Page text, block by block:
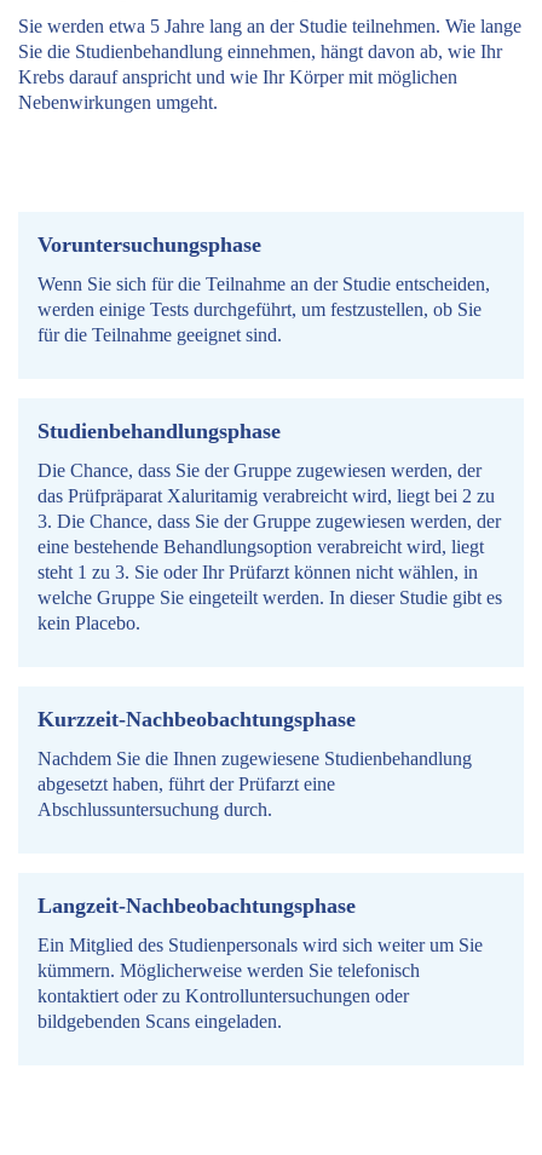
Sie werden etwa 5 Jahre lang an der Studie teilnehmen. Wie lange
Sie die Studienbehandlung einnehmen, hängt davon ab, wie Ihr
Krebs darauf anspricht und wie Ihr Körper mit möglichen
Nebenwirkungen umgeht.
Voruntersuchungsphase
Wenn Sie sich für die Teilnahme an der Studie entscheiden,
werden einige Tests durchgeführt, um festzustellen, ob Sie
für die Teilnahme geeignet sind.
Studienbehandlungsphase
Die Chance, dass Sie der Gruppe zugewiesen werden, der
das Prüfpräparat Xaluritamig verabreicht wird, liegt bei 2 zu
3. Die Chance, dass Sie der Gruppe zugewiesen werden, der
eine bestehende Behandlungsoption verabreicht wird, liegt
steht 1 zu 3. Sie oder Ihr Prüfarzt können nicht wählen, in
welche Gruppe Sie eingeteilt werden. In dieser Studie gibt es
kein Placebo.
Kurzzeit-Nachbeobachtungsphase
Nachdem Sie die Ihnen zugewiesene Studienbehandlung
abgesetzt haben, führt der Prüfarzt eine
Abschlussuntersuchung durch.
Langzeit-Nachbeobachtungsphase
Ein Mitglied des Studienpersonals wird sich weiter um Sie
kümmern. Möglicherweise werden Sie telefonisch
kontaktiert oder zu Kontrolluntersuchungen oder
bildgebenden Scans eingeladen.